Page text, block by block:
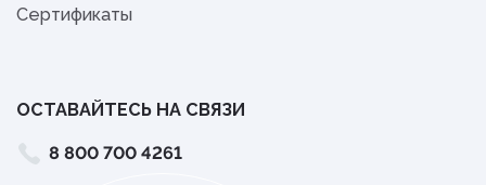
Сертификаты
ОСТАВАЙТЕСЬ НА СВЯЗИ
8 800 700 4261